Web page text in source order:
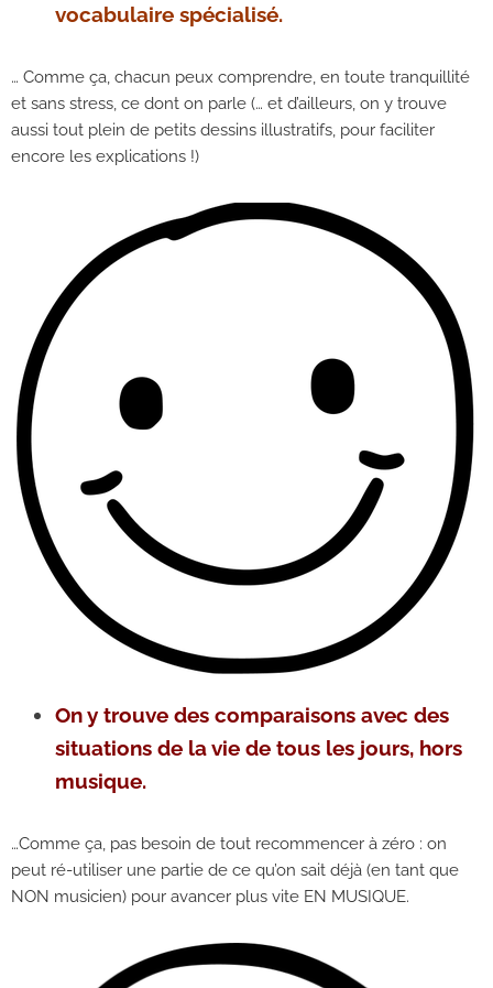
vocabulaire spécialisé.
… Comme ça, chacun peux comprendre, en toute tranquillité
et sans stress, ce dont on parle (… et d’ailleurs, on y trouve
aussi tout plein de petits dessins illustratifs, pour faciliter
encore les explications !)
On y trouve des comparaisons avec des
situations de la vie de tous les jours, hors
musique.
…Comme ça, pas besoin de tout recommencer à zéro : on
peut ré-utiliser une partie de ce qu’on sait déjà (en tant que
NON musicien) pour avancer plus vite EN MUSIQUE.